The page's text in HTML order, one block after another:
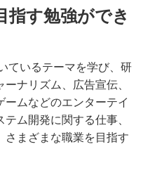
す勉強ができ
いるテーマを学び、研
ナリズム、広告宣伝、
ムなどのエンターテイ
ム開発に関する仕事、
さまざまな職業を目指す